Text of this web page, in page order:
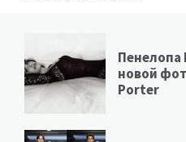
Пенелопа
новой
Porter